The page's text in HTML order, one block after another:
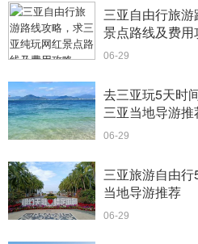
三亚自由行旅
景点路线及费用
06-29
去三亚玩5天时
三亚当地导游推
06-29
三亚旅游自由
当地导游推荐
06-29